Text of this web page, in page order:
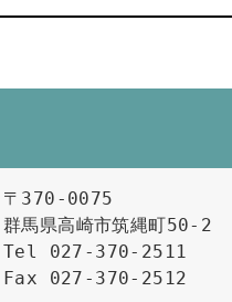
〒370-0075
群馬県高崎市筑縄町50-2
Tel 027-370-2511
Fax 027-370-2512